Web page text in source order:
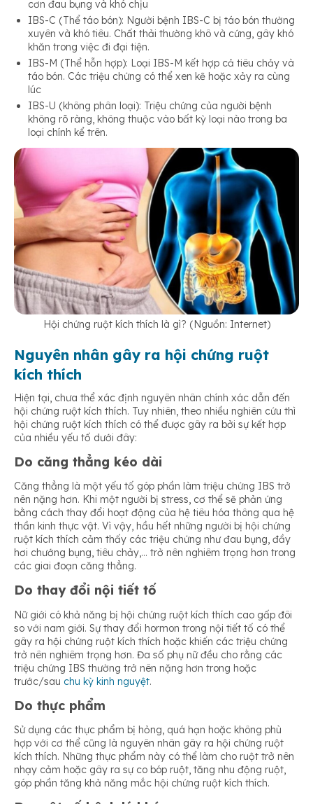
cơn đau bụng và khó chịu
IBS-C (Thể táo bón): Người bệnh IBS-C bị táo bón thường
xuyên và khó tiêu. Chất thải thường khô và cứng, gây khó
khăn trong việc đi đại tiện.
IBS-M (Thể hỗn hợp): Loại IBS-M kết hợp cả tiêu chảy và
táo bón. Các triệu chứng có thể xen kẽ hoặc xảy ra cùng
lúc
IBS-U (không phân loại): Triệu chứng của người bệnh
không rõ ràng, không thuộc vào bất kỳ loại nào trong ba
loại chính kể trên.
Hội chứng ruột kích thích là gì? (Nguồn: Internet)
Nguyên nhân gây ra hội chứng ruột
kích thích
Hiện tại, chưa thể xác định nguyên nhân chính xác dẫn đến
hội chứng ruột kích thích. Tuy nhiên, theo nhiều nghiên cứu thì
hội chứng ruột kích thích có thể được gây ra bởi sự kết hợp
của nhiều yếu tố dưới đây:
Do căng thẳng kéo dài
Căng thẳng là một yếu tố góp phần làm triệu chứng IBS trở
nên nặng hơn. Khi một người bị stress, cơ thể sẽ phản ứng
bằng cách thay đổi hoạt động của hệ tiêu hóa thông qua hệ
thần kinh thực vật. Vì vậy, hầu hết những người bị hội chứng
ruột kích thích cảm thấy các triệu chứng như đau bụng, đầy
hơi chướng bụng, tiêu chảy,… trở nên nghiêm trọng hơn trong
các giai đoạn căng thẳng.
Do thay đổi nội tiết tố
Nữ giới có khả năng bị hội chứng ruột kích thích cao gấp đôi
so với nam giới. Sự thay đổi hormon trong nội tiết tố có thể
gây ra hội chứng ruột kích thích hoặc khiến các triệu chứng
trở nên nghiêm trọng hơn. Đa số phụ nữ đều cho rằng các
triệu chứng IBS thường trở nên nặng hơn trong hoặc
trước/sau chu kỳ kinh nguyệt.
Do thực phẩm
Sử dụng các thực phẩm bị hỏng, quá hạn hoặc không phù
hợp với cơ thể cũng là nguyên nhân gây ra hội chứng ruột
kích thích. Những thực phẩm này có thể làm cho ruột trở nên
nhạy cảm hoặc gây ra sự co bóp ruột, tăng nhu động ruột,
góp phần tăng khả năng mắc hội chứng ruột kích thích.